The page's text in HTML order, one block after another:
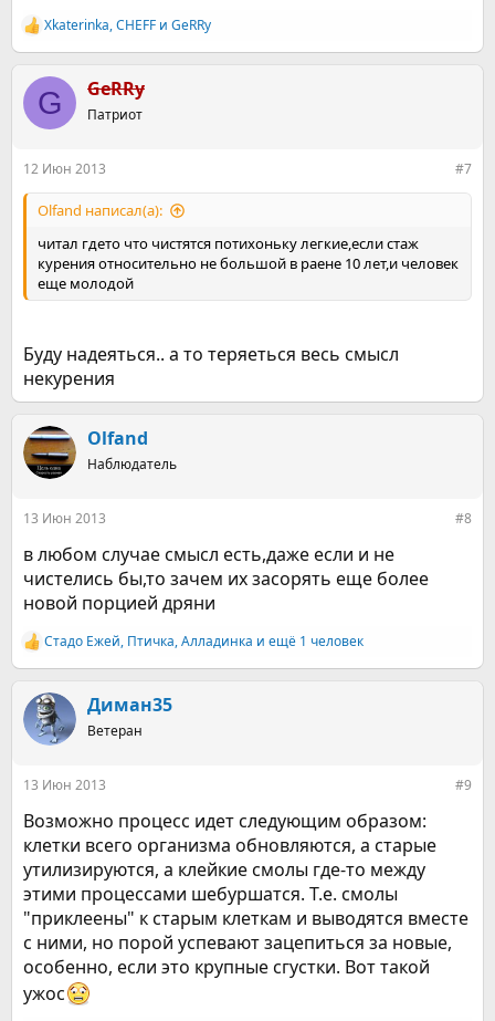
Р
е
к
ц
и
Xkaterinka,CHEFF и GeRRy
G GeRRy
Патриот
12 Июн 2013 #7
Olfand написал(а):
читал гдето что чистятся потихоньку легкие,если стаж
курения относительно не большой в раене 10 лет,и человек
еще молодой
Буду надеяться.. а то теряеться весь смысл
некурения
Olfand
Наблюдатель
13 Июн 2013 #8
в любом случае смысл есть,даже если и не
чистелись бы,то зачем их засорять еще более
новой порцией дряни
Р
е
к
ц
и
Стадо Ежей, Птичка,Алладинка и ещё 1 человек
Диман35
Ветеран
13 Июн 2013 #9
Возможно процесс идет следующим образом:
клетки всего организма обновляются, а старые
утилизируются, а клейкие смолы где-то между
этими процессами шебуршатся. Т.е. смолы
"приклеены" к старым клеткам и выводятся вместе
с ними, но порой успевают зацепиться за новые,
особенно, если это крупные сгустки. Вот такой
ужос